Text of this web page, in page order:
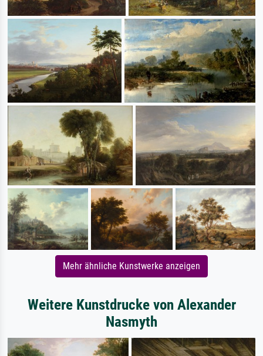
Mehr ähnliche Kunstwerke anzeigen
Weitere Kunstdrucke von Alexander
Nasmyth